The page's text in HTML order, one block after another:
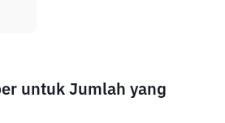
untuk Jumlah yang